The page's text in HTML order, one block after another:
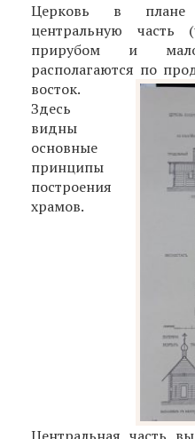
Церковь в плане
центральную часть
прирубом и
располагаются по
восток.
Здесь
видны
основные
принципы
построения
храмов.